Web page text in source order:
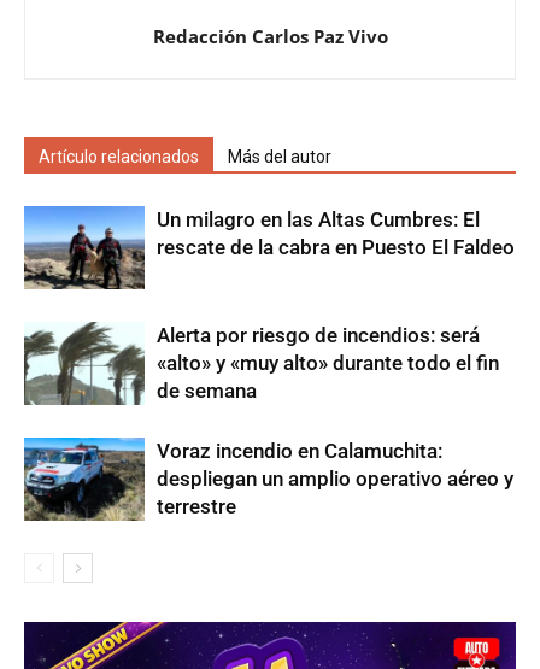
Redacción Carlos Paz Vivo
Artículo relacionados Más del autor
Un milagro en las Altas Cumbres: El
rescate de la cabra en Puesto El Faldeo
Alerta por riesgo de incendios: será
«alto» y «muy alto» durante todo el fin
de semana
Voraz incendio en Calamuchita:
despliegan un amplio operativo aéreo y
terrestre